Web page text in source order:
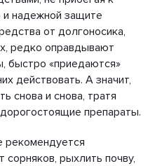
надежной защите
от долгоносика,
редко оправдывают
быстро «приедаются»
действовать. А значит,
снова и снова, тратя
препараты.
рекомендуется
сорняков, рыхлить почву,